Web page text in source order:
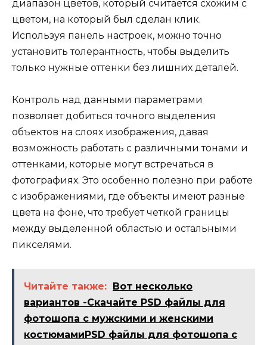
диапазон цветов, который считается схожим с
цветом, на который был сделан клик.
Используя панель настроек, можно точно
установить толерантность, чтобы выделить
только нужные оттенки без лишних деталей.
Контроль над данными параметрами
позволяет добиться точного выделения
объектов на слоях изображения, давая
возможность работать с различными тонами и
оттенками, которые могут встречаться в
фотографиях. Это особенно полезно при работе
с изображениями, где объекты имеют разные
цвета на фоне, что требует четкой границы
между выделенной областью и остальными
пикселями.
Читайте также:
Вот несколько
вариантов -Скачайте PSD файлы для
фотошопа с мужскими и женскими
костюмамиPSD файлы для фотошопа с